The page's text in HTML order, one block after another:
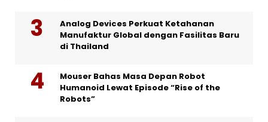
Analog Devices Perkuat Ketahanan
Manufaktur Global dengan Fasilitas Baru
di Thailand
Mouser Bahas Masa Depan Robot
Humanoid Lewat Episode “Rise of the
Robots”